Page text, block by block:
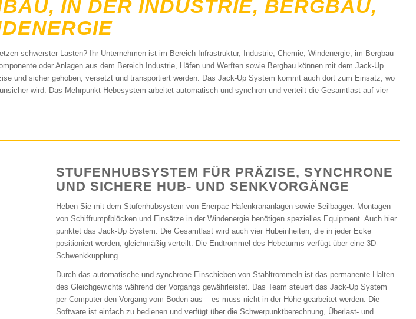
IN DER INDUSTRIE, BERGBAU,
schwerster Lasten? Ihr Unternehmen ist im Bereich Infrastruktur, Industrie, Chemie, Windenergie, im Bergbau
oder Anlagen aus dem Bereich Industrie, Häfen und Werften sowie Bergbau können mit dem Jack-Up
und sicher gehoben, versetzt und transportiert werden. Das Jack-Up System kommt auch dort zum Einsatz, wo
wird. Das Mehrpunkt-Hebesystem arbeitet automatisch und synchron und verteilt die Gesamtlast auf vier
STUFENHUBSYSTEM FÜR PRÄZISE, SYNCHRONE
UND SICHERE HUB- UND SENKVORGÄNGE
Heben Sie mit dem Stufenhubsystem von Enerpac Hafenkrananlagen sowie Seilbagger. Montagen
von Schiffrumpfblöcken und Einsätze in der Windenergie benötigen spezielles Equipment. Auch hier
punktet das Jack-Up System. Die Gesamtlast wird auch vier Hubeinheiten, die in jeder Ecke
positioniert werden, gleichmäßig verteilt. Die Endtrommel des Hebeturms verfügt über eine 3D-
Schwenkkupplung.
Durch das automatische und synchrone Einschieben von Stahltrommeln ist das permanente Halten
des Gleichgewichts während der Vorgangs gewährleistet. Das Team steuert das Jack-Up System
per Computer den Vorgang vom Boden aus – es muss nicht in der Höhe gearbeitet werden. Die
Software ist einfach zu bedienen und verfügt über die Schwerpunktberechnung, Überlast- und